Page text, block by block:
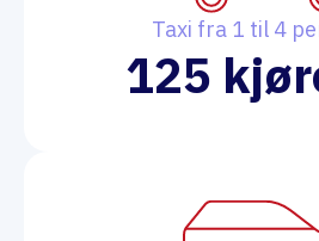
Taxi fra 1 til 4
125